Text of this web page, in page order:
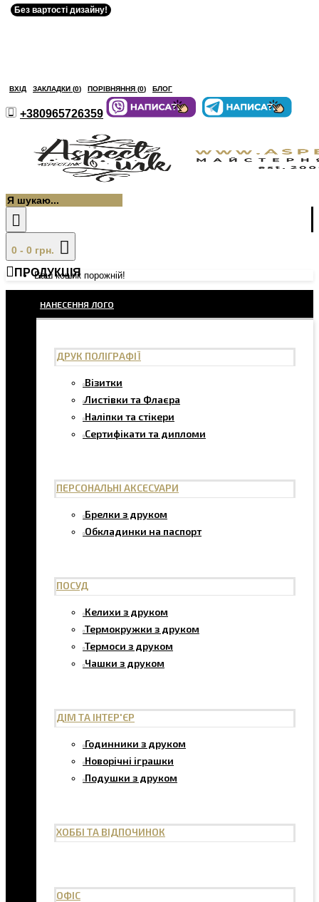
ВХІД ЗАКЛАДКИ (0) ПОРІВНЯННЯ (0) БЛОГ
+380965726359
0 - 0 грн.
Ваш кошик порожній!
ПРОДУКЦІЯ
НАНЕСЕННЯ ЛОГО
ДРУК ПОЛІГРАФІЇ
Візитки
Листівки та Флаєра
Наліпки та стікери
Сертифікати та дипломи
ПЕРСОНАЛЬНІ АКСЕСУАРИ
Брелки з друком
Обкладинки на паспорт
ПОСУД
Келихи з друком
Термокружки з друком
Термоси з друком
Чашки з друком
ДІМ ТА ІНТЕР'ЄР
Годинники з друком
Новорічні іграшки
Подушки з друком
ХОББІ ТА ВІДПОЧИНОК
ОФІС
Без вартості дизайну!